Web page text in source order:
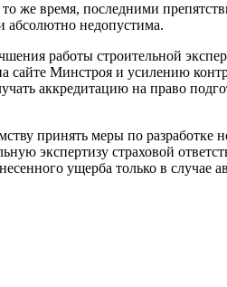
время, последними
абсолютно недопустима.
работы строительной
сайте Минстроя и усилению
аккредитацию на право
принять меры по
экспертизу страховой
ущерба только в